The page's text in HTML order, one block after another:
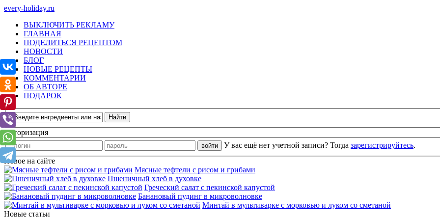
every-holiday.ru
ВЫКЛЮЧИТЬ РЕКЛАМУ
ГЛАВНАЯ
ПОДЕЛИТЬСЯ РЕЦЕПТОМ
НОВОСТИ
БЛОГ
НОВЫЕ РЕЦЕПТЫ
КОММЕНТАРИИ
ОБ АВТОРЕ
ПОДАРОК
Авторизация
У вас ещё нет учетной записи? Тогда зарегистрируйтесь.
Новое на сайте
Мясные тефтели с рисом и грибами
Пшеничный хлеб в духовке
Греческий салат с пекинской капустой
Банановый пудинг в микроволновке
Минтай в мультиварке с морковью и луком со сметаной
Новые статьи